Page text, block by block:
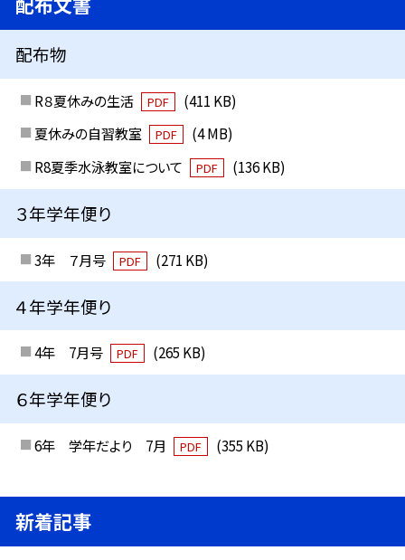
配布物
R８夏休みの生活 PDF
(411 KB)
夏休みの自習教室
PDF
(4 MB)
R8夏季水泳教室について
PDF (136 KB)
３年学年便り
3年 ７月号 PDF (271 KB)
４年学年便り
4年 7月号 PDF (265 KB)
６年学年便り
6年 学年だより 7月 PDF (355 KB)
新着記事